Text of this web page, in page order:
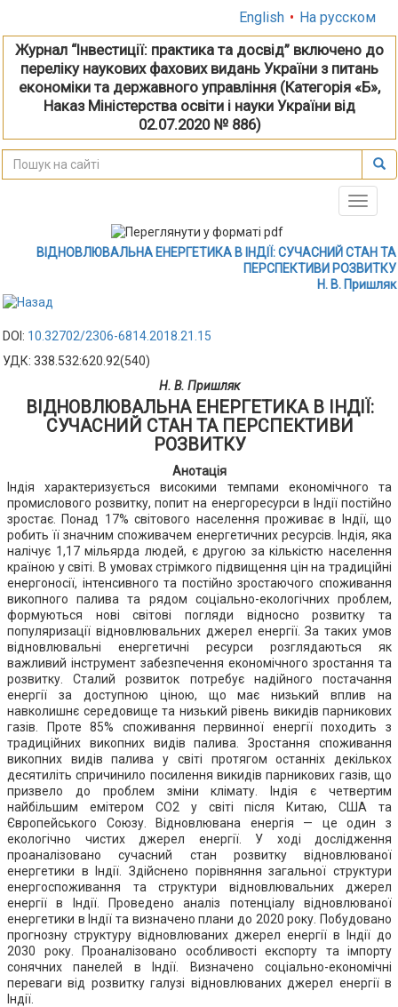
English • На русском
Журнал “Інвестиції: практика та досвід” включено до
переліку наукових фахових видань України з питань
економіки та державного управління (Категорія «Б»,
Наказ Міністерства освіти і науки України від
02.07.2020 № 886)
Toggle
ВІДНОВЛЮВАЛЬНА ЕНЕРГЕТИКА В ІНДІЇ: СУЧАСНИЙ СТАН ТА
ПЕРСПЕКТИВИ РОЗВИТКУ
Н. В. Пришляк
DOI: 10.32702/2306-6814.2018.21.15
УДК: 338.532:620.92(540)
Н. В. Пришляк
ВІДНОВЛЮВАЛЬНА ЕНЕРГЕТИКА В ІНДІЇ:
СУЧАСНИЙ СТАН ТА ПЕРСПЕКТИВИ
РОЗВИТКУ
Анотація
Індія характеризується високими темпами економічного та
промислового розвитку, попит на енергоресурси в Індії постійно
зростає. Понад 17% світового населення проживає в Індії, що
робить її значним споживачем енергетичних ресурсів. Індія, яка
налічує 1,17 мільярда людей, є другою за кількістю населення
країною у світі. В умовах стрімкого підвищення цін на традиційні
енергоносії, інтенсивного та постійно зростаючого споживання
викопного палива та рядом соціально-екологічних проблем,
формуються нові світові погляди відносно розвитку та
популяризації відновлювальних джерел енергії. За таких умов
відновлювальні енергетичні ресурси розглядаються як
важливий інструмент забезпечення економічного зростання та
розвитку. Сталий розвиток потребує надійного постачання
енергії за доступною ціною, що має низький вплив на
навколишнє середовище та низький рівень викидів парникових
газів. Проте 85% споживання первинної енергії походить з
традиційних викопних видів палива. Зростання споживання
викопних видів палива у світі протягом останніх декількох
десятиліть спричинило посилення викидів парникових газів, що
призвело до проблем зміни клімату. Індія є четвертим
найбільшим емітером CO2 у світі після Китаю, США та
Європейського Союзу. Відновлювана енергія — це один з
екологічно чистих джерел енергії. У ході дослідження
проаналізовано сучасний стан розвитку відновлюваної
енергетики в Індії. Здійснено порівняння загальної структури
енергоспоживання та структури відновлювальних джерел
енергії в Індії. Проведено аналіз потенціалу відновлюваної
енергетики в Індії та визначено плани до 2020 року. Побудовано
прогнозну структуру відновлюваних джерел енергії в Індії до
2030 року. Проаналізовано особливості експорту та імпорту
сонячних панелей в Індії. Визначено соціально-економічні
переваги від розвитку галузі відновлюваних джерел енергії в
Індії.